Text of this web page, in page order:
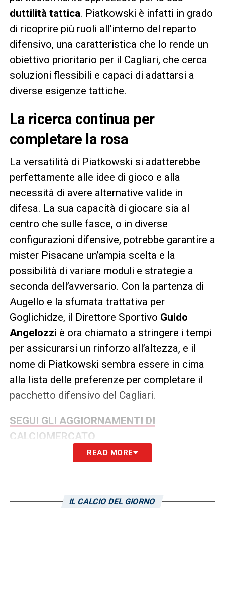
duttilità tattica. Piatkowski è infatti in grado
di ricoprire più ruoli all’interno del reparto
difensivo, una caratteristica che lo rende un
obiettivo prioritario per il Cagliari, che cerca
soluzioni flessibili e capaci di adattarsi a
diverse esigenze tattiche.
La ricerca continua per
completare la rosa
La versatilità di Piatkowski si adatterebbe
perfettamente alle idee di gioco e alla
necessità di avere alternative valide in
difesa. La sua capacità di giocare sia al
centro che sulle fasce, o in diverse
configurazioni difensive, potrebbe garantire a
mister Pisacane un’ampia scelta e la
possibilità di variare moduli e strategie a
seconda dell’avversario. Con la partenza di
Augello e la sfumata trattativa per
Goglichidze, il Direttore Sportivo Guido
Angelozzi è ora chiamato a stringere i tempi
per assicurarsi un rinforzo all’altezza, e il
nome di Piatkowski sembra essere in cima
alla lista delle preferenze per completare il
pacchetto difensivo del Cagliari.
SEGUI GLI AGGIORNAMENTI DI
CALCIOMERCATO
READ MORE
IL CALCIO DEL GIORNO